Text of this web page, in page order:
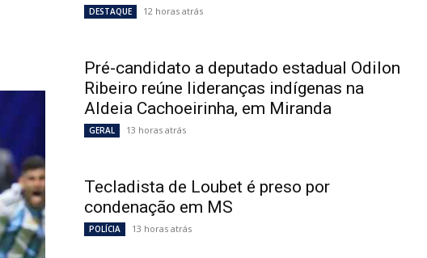
DESTAQUE 12 horas atrás
Pré-candidato a deputado estadual Odilon
Ribeiro reúne lideranças indígenas na
Aldeia Cachoeirinha, em Miranda
GERAL 13 horas atrás
Tecladista de Loubet é preso por
condenação em MS
POLÍCIA 13 horas atrás